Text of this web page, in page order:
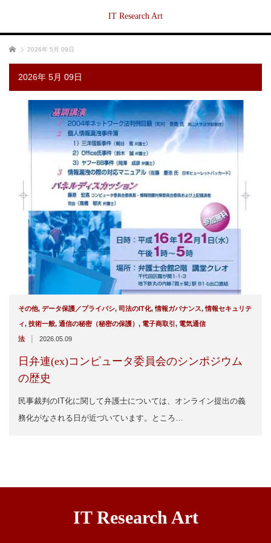
IT Research Art
ホーム 2026年 5月 09日
2026年 5月 09日
その他, データ保護／プライバシ, 司法のIT化,情報ガバナンス,情報セキュリテ
ィ, 技術一般, 通信の秘密（秘密の保護） , 電子商取引 , 電気通信
法 | 2026.05.09
日弁連(ex)コンピュータ委員会のシンポジウム
の歴史
民事裁判のIT化に関して弁護士については、オンライン提出の義
務化がなされる日が近づいています。ところ…
IT Research Art